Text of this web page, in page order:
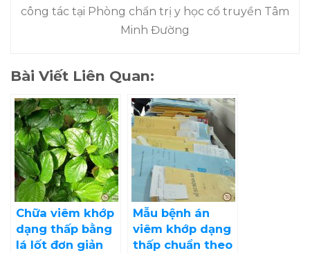
công tác tại Phòng chẩn trị y học cổ truyền Tâm
Minh Đường
Bài Viết Liên Quan:
Chữa viêm khớp
dạng thấp bằng
lá lốt đơn giản
Mẫu bệnh án
viêm khớp dạng
thấp chuẩn theo